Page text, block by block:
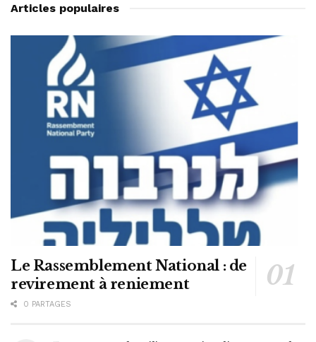
Articles populaires
Le Rassemblement National : de
revirement à reniement
0 PARTAGES